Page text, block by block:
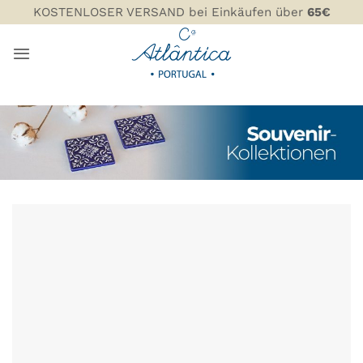
Inhalt
springen
KOSTENLOSER VERSAND bei Einkäufen über 65€